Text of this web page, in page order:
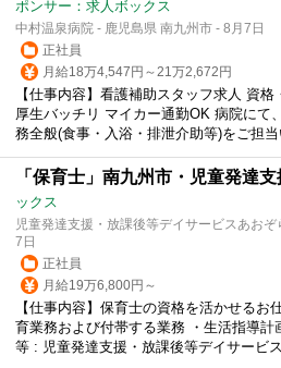
ポンサー：求人ボックス
中村温泉病院 - 鹿児島県 南九州市 - 8月7日
正社員
月給18万4,547円～21万2,672円
【仕事内容】看護補助スタッフ求人 資
厚生バッチリ マイカー通勤OK 病院にて
務全般(食事・入浴・排泄介助等)をご担当
「保育士」南九州市・児童発達支
ックス
児童発達支援・放課後等デイサービスあお
7日
正社員
月給19万6,800円～
【仕事内容】保育士の資格を活かせる
育業務および付帯する業務 ・生活指導
等 : 児童発達支援・放課後等デイサービ